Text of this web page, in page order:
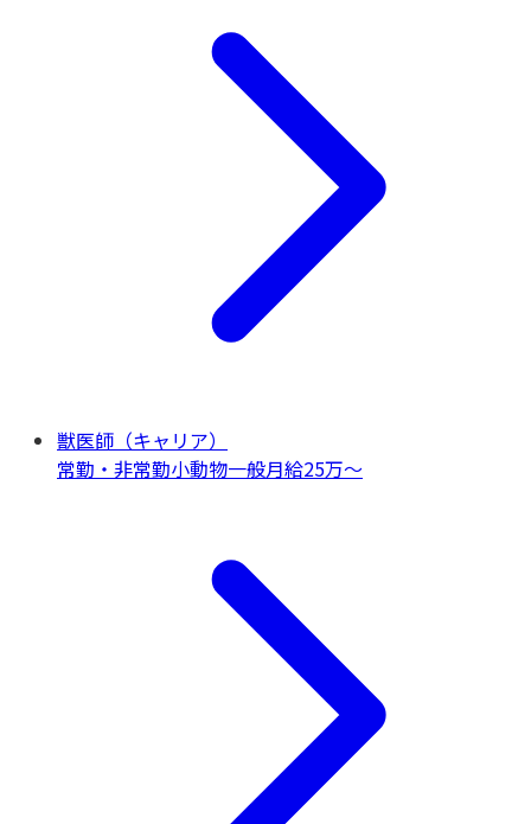
獣医師（キャリア）
常勤・非常勤小動物一般月給25万〜